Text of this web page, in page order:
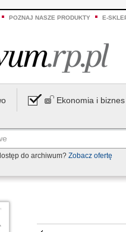
POZNAJ NASZE PRODUKTY E-
Ekonomia i biznes
do archiwum? Zobacz ofertę